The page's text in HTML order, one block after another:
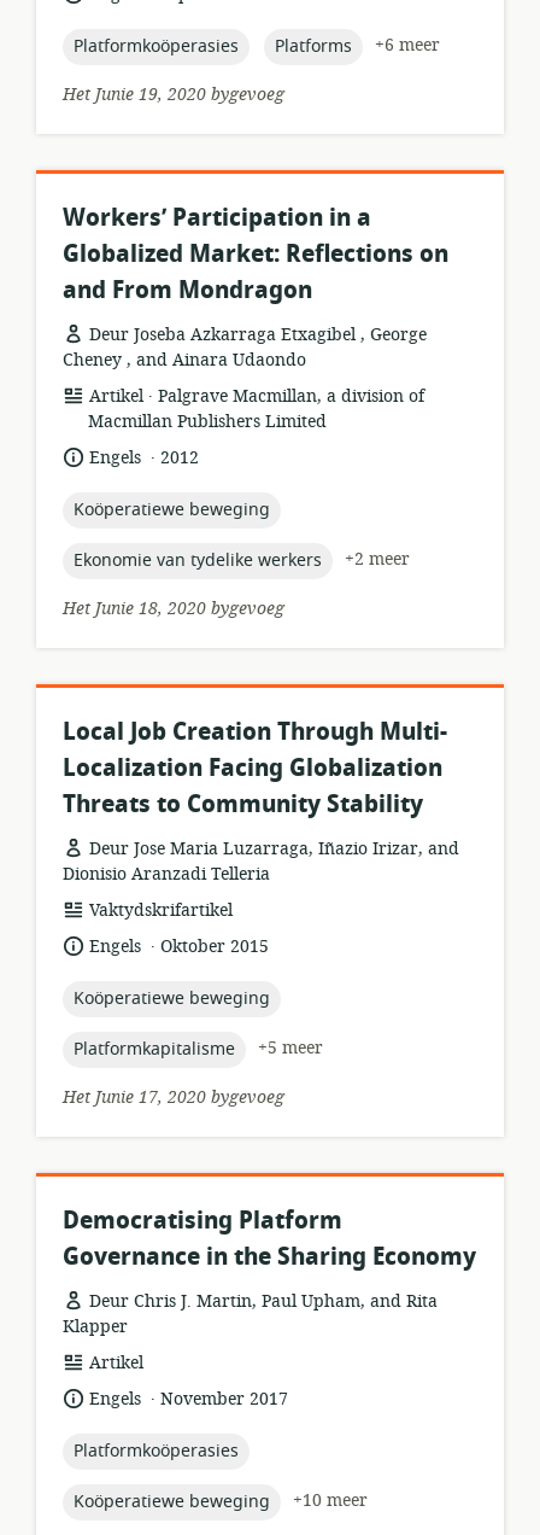
topic:
Platformkoöperasies topic:
Platforms
+6 meer
Het Junie 19, 2020 bygevoeg
Workers’ Participation in a
Globalized Market: Reflections on
and From Mondragon
Deur Joseba Azkarraga Etxagibel , George
Cheney , and Ainara Udaondo
hulpbronformaat:
Artikel .
uitgewer:
Palgrave Macmillan, a division of
Macmillan Publishers Limited
taal:Engels .
datum
2012
topic:
Koöperatiewe beweging
topic:
Ekonomie van tydelike werkers
+2 meer
Het Junie 18, 2020 bygevoeg
Local Job Creation Through Multi-
Localization Facing Globalization
Threats to Community Stability
Deur Jose Maria Luzarraga, Iñazio Irizar, and
Dionisio Aranzadi Telleria
hulpbronformaat:
Vaktydskrifartikel
taal:Engels .
datumOktober 2015
topic:
Koöperatiewe beweging
topic:
Platformkapitalisme
+5 meer
Het Junie 17, 2020 bygevoeg
Democratising Platform
Governance in the Sharing Economy
Deur Chris J. Martin, Paul Upham, and Rita
Klapper
hulpbronformaat:
Artikel
taal:Engels .
datumNovember 2017
topic:
Platformkoöperasies
topic:
Koöperatiewe beweging
+10 meer